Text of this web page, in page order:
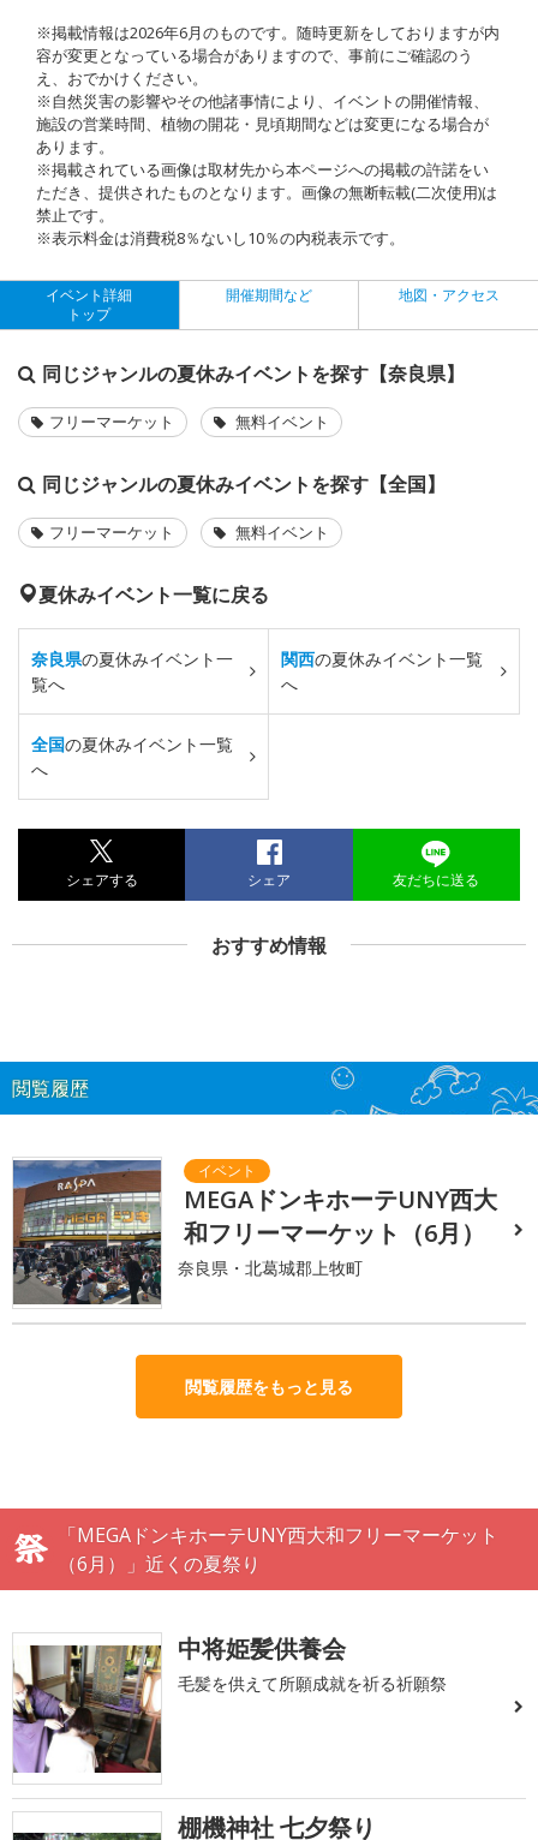
※掲載情報は2026年6月のものです。随時更新をしておりますが内
容が変更となっている場合がありますので、事前にご確認のう
え、おでかけください。
※自然災害の影響やその他諸事情により、イベントの開催情報、
施設の営業時間、植物の開花・見頃期間などは変更になる場合が
あります。
※掲載されている画像は取材先から本ページへの掲載の許諾をい
ただき、提供されたものとなります。画像の無断転載(二次使用)は
禁止です。
※表示料金は消費税8％ないし10％の内税表示です。
イベント詳細
トップ
開催期間など 地図・アクセス
同じジャンルの夏休みイベントを探す【奈良県】
フリーマーケット 無料イベント
同じジャンルの夏休みイベントを探す【全国】
フリーマーケット 無料イベント
夏休みイベント一覧に戻る
奈良県の夏休みイベント一
覧へ
関西の夏休みイベント一覧
へ
全国の夏休みイベント一覧
へ
シェアする シェア 友だちに送る
おすすめ情報
閲覧履歴
MEGAドンキホーテUNY西大
和フリーマーケット（6月）
奈良県・北葛城郡上牧町
閲覧履歴をもっと見る
「MEGAドンキホーテUNY西大和フリーマーケット
（6月）」近くの夏祭り
中将姫髪供養会
毛髪を供えて所願成就を祈る祈願祭
棚機神社 七夕祭り